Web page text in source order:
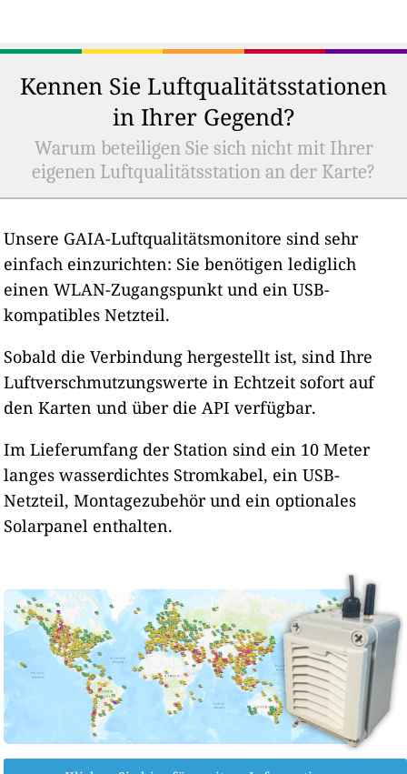
Kennen Sie Luftqualitätsstationen
in Ihrer Gegend?
Warum beteiligen Sie sich nicht mit Ihrer
eigenen Luftqualitätsstation an der Karte?
Unsere GAIA-Luftqualitätsmonitore sind sehr
einfach einzurichten: Sie benötigen lediglich
einen WLAN-Zugangspunkt und ein USB-
kompatibles Netzteil.
Sobald die Verbindung hergestellt ist, sind Ihre
Luftverschmutzungswerte in Echtzeit sofort auf
den Karten und über die API verfügbar.
Im Lieferumfang der Station sind ein 10 Meter
langes wasserdichtes Stromkabel, ein USB-
Netzteil, Montagezubehör und ein optionales
Solarpanel enthalten.